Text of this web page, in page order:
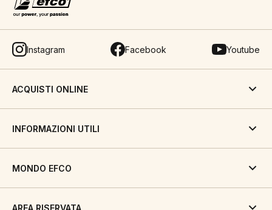
Instagram Facebook Youtube
ACQUISTI ONLINE
INFORMAZIONI UTILI
MONDO EFCO
AREA RISERVATA